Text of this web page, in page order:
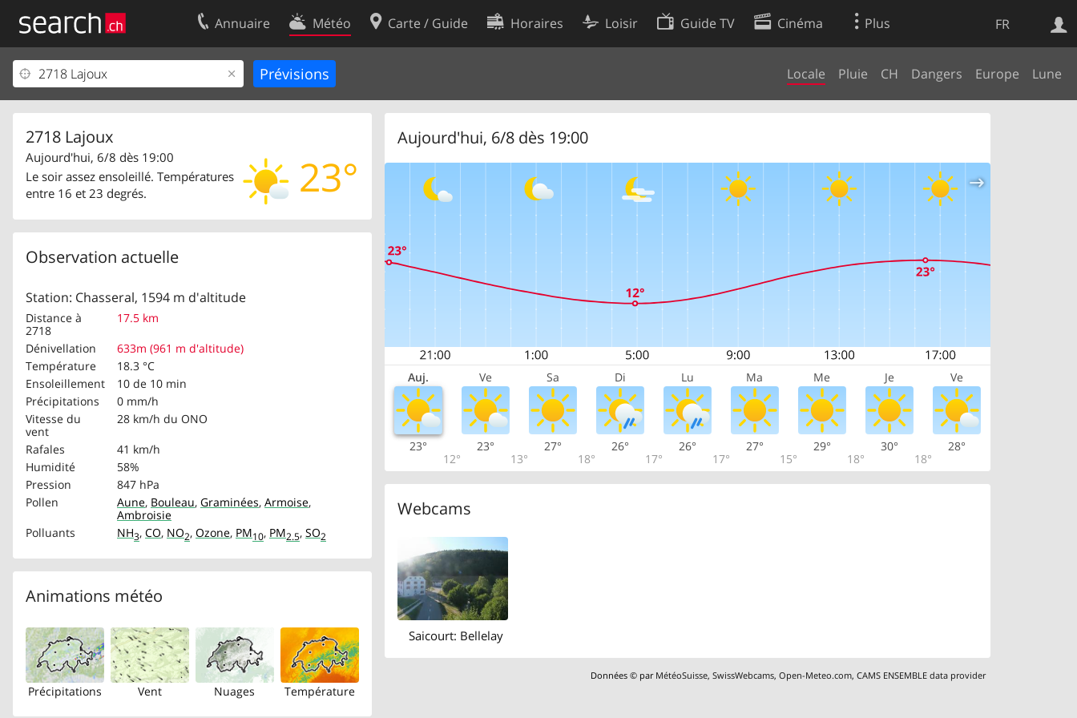
FR
Annuaire Météo Carte / Guide Horaires Loisir Guide TV Cinéma Plus
Locale Pluie CH Dangers Europe Lune
2718 Lajoux
23°
Aujourd'hui, 6/8 dès 19:00
Le soir assez ensoleillé. Températures
entre 16 et 23 degrés.
Observation actuelle
Station: Chasseral, 1594 m d'altitude
Distance à
2718
17.5 km
Dénivellation
633m (961 m d'altitude)
Température
18.3 °C
Ensoleillement
10 de 10 min
Précipitations
0 mm/h
Vitesse du
vent
28 km/h du ONO
Rafales
41 km/h
Humidité
58%
Pression
847 hPa
Pollen
Aune, Bouleau, Graminées, Armoise,
Ambroisie
Polluants
NH3, CO, NO2, Ozone, PM10, PM2.5, SO2
Animations météo
Précipitations Vent Nuages Température
Aujourd'hui, 6/8 dès 19:00
Auj. Ve Sa Di Lu Ma Me Je Ve
23°
12°
23°
13°
27°
18°
26°
17°
26°
17°
27°
15°
29°
18°
30°
18°
28°
Webcams
Saicourt: Bellelay
Données © par MétéoSuisse,SwissWebcams,Open-Meteo.com,CAMS ENSEMBLE data provider
Web
Votre inscription
Centre clients
Contact
Conditions d’utilisation
Préférences de cookies